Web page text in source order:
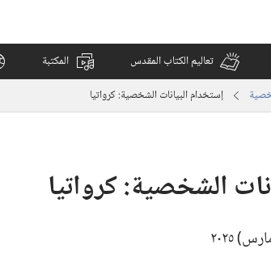
تعاليم الكتاب المقدس المكتبة
إستخدام البيانات الشخصية:‏ كرواتيا
الشخصية:‏ كرواتيا